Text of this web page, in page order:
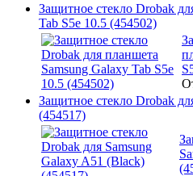
Защитное стекло Drobak
Tab S5e 10.5 (454502)
Защитное стекло Drobak
(454517)